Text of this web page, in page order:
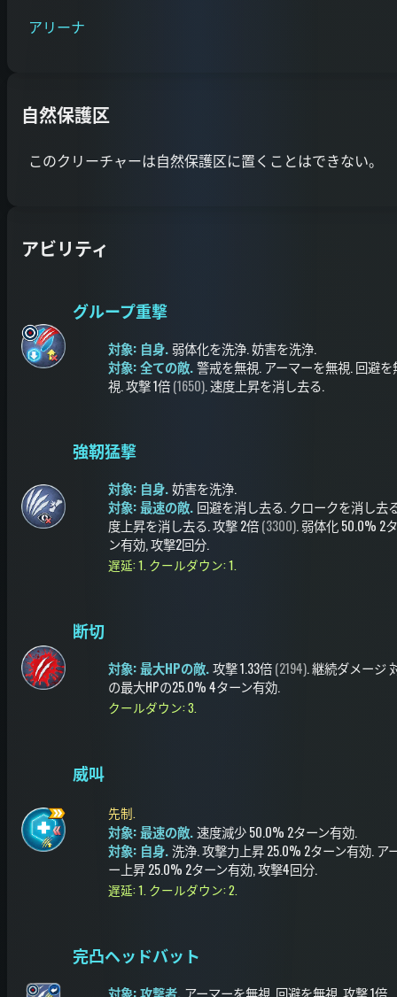
アリーナ
自然保護区
このクリーチャーは自然保護区に置くことはできない。
アビリティ
グループ重撃
対象: 自身. 弱体化を洗浄.妨害を洗浄.
対象: 全ての敵.警戒を無視.アーマーを無視.回避を
視.攻撃1倍(1650).速度上昇を消し去る.
強靭猛撃
対象: 自身.妨害を洗浄.
対象: 最速の敵. 回避を消し去る.クロークを消し去
度上昇を消し去る.攻撃2倍(3300).弱体化50.0% 2
ン有効, 攻撃2回分.
遅延: 1. クールダウン: 1.
断切
対象: 最大HPの敵.攻撃1.33倍(2194).継続ダメージ
の最大HPの25.0%4ターン有効.
クールダウン: 3.
威叫
先制.
対象: 最速の敵.速度減少50.0% 2ターン有効.
対象: 自身.洗浄.攻撃力上昇25.0% 2ターン有効.ア
ー上昇25.0% 2ターン有効, 攻撃4回分.
遅延: 1. クールダウン: 2.
完凸ヘッドバット
対象: 攻撃者. アーマーを無視 回避を無視 攻撃1倍